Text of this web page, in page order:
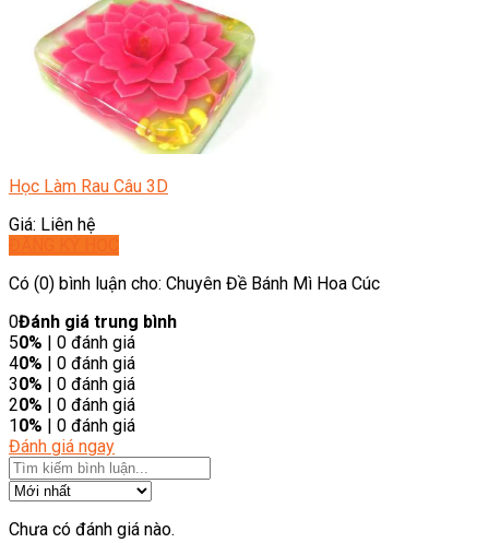
Học Làm Rau Câu 3D
Giá: Liên hệ
Có (0) bình luận cho: Chuyên Đề Bánh Mì Hoa Cúc
0Đánh giá trung bình
50% | 0 đánh giá
40% | 0 đánh giá
30% | 0 đánh giá
20% | 0 đánh giá
1 0% | 0 đánh giá
Đánh giá ngay
Chưa có đánh giá nào.